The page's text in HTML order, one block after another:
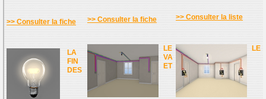
>> Consulter la fiche >> Consulter la fiche >> Consulter la liste
LA
FIN
DES
LE
VA
ET
LE